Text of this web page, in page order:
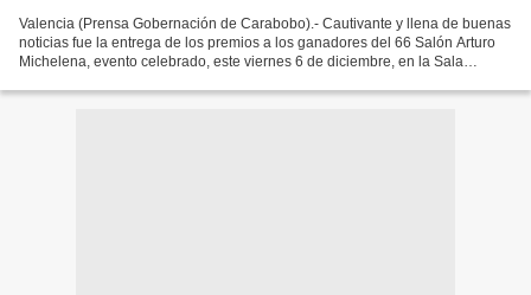
Valencia (Prensa Gobernación de Carabobo).- Cautivante y llena de buenas
noticias fue la entrega de los premios a los ganadores del 66 Salón Arturo
Michelena, evento celebrado, este viernes 6 de diciembre, en la Sala